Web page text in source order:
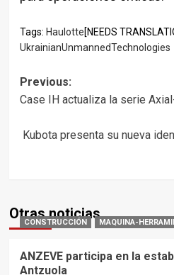
Tags: Haulotte[NEEDS
UkrainianUnmannedTechnologies
Post
Previous:
Case IH actualiza la serie
Kubota presenta su nueva
Otras noticias
CONSTRUCCIÓN MAQUINA-
ANZEVE participa en la
Antzuola